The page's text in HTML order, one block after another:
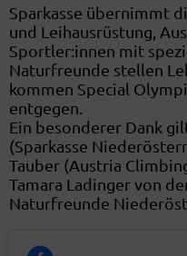
Sparkasse übernimmt
und Leihausrüstung,
Sportler:innen mit
Naturfreunde stellen
kommen Special
entgegen.
Ein besonderer Dank
(Sparkasse
Tauber (Austria
Tamara Ladinger von
Naturfreunde